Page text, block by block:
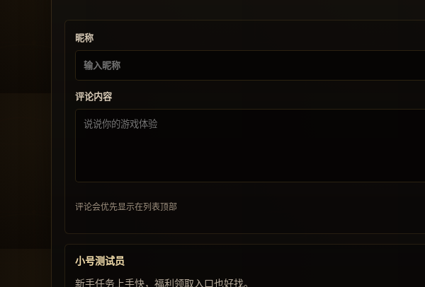
昵称
评论内容
评论会优先显示在列表顶部
小号测试员
新手任务上手快，福利领取入口也好找。